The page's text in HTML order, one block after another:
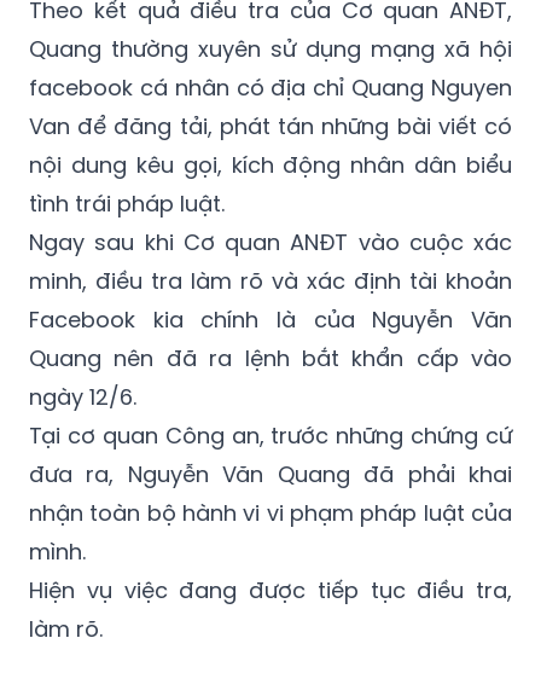
truyền trên mạng internet để lôi kéo, kích
động nhân dân biểu tình.
Theo kết quả điều tra của Cơ quan ANĐT,
Quang thường xuyên sử dụng mạng xã hội
facebook cá nhân có địa chỉ Quang Nguyen
Van để đăng tải, phát tán những bài viết có
nội dung kêu gọi, kích động nhân dân biểu
tình trái pháp luật.
Ngay sau khi Cơ quan ANĐT vào cuộc xác
minh, điều tra làm rõ và xác định tài khoản
Facebook kia chính là của Nguyễn Văn
Quang nên đã ra lệnh bắt khẩn cấp vào
ngày 12/6.
Tại cơ quan Công an, trước những chứng cứ
đưa ra, Nguyễn Văn Quang đã phải khai
nhận toàn bộ hành vi vi phạm pháp luật của
mình.